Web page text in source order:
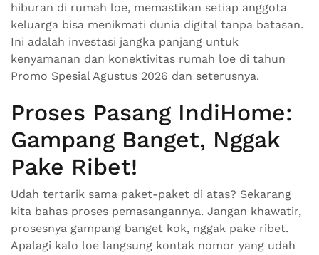
hiburan di rumah loe, memastikan setiap anggota
keluarga bisa menikmati dunia digital tanpa batasan.
Ini adalah investasi jangka panjang untuk
kenyamanan dan konektivitas rumah loe di tahun
Promo Spesial Agustus 2026 dan seterusnya.
Proses Pasang IndiHome:
Gampang Banget, Nggak
Pake Ribet!
Udah tertarik sama paket-paket di atas? Sekarang
kita bahas proses pemasangannya. Jangan khawatir,
prosesnya gampang banget kok, nggak pake ribet.
Apalagi kalo loe langsung kontak nomor yang udah